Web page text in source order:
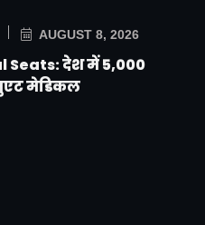
AUGUST 8, 2026
Seats: देश में 5,000
मेडिकल